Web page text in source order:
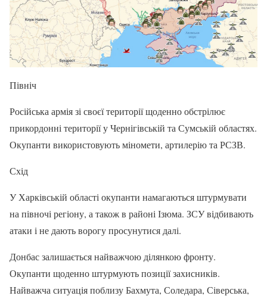
Північ
Російська армія зі своєї території щоденно обстрілює
прикордонні території у Чернігівській та Сумській областях.
Окупанти використовують міномети, артилерію та РСЗВ.
Схід
У Харківській області окупанти намагаються штурмувати
на півночі регіону, а також в районі Ізюма. ЗСУ відбивають
атаки і не дають ворогу просунутися далі.
Донбас залишається найважчою ділянкою фронту.
Окупанти щоденно штурмують позиції захисників.
Найважча ситуація поблизу Бахмута, Соледара, Сіверська,